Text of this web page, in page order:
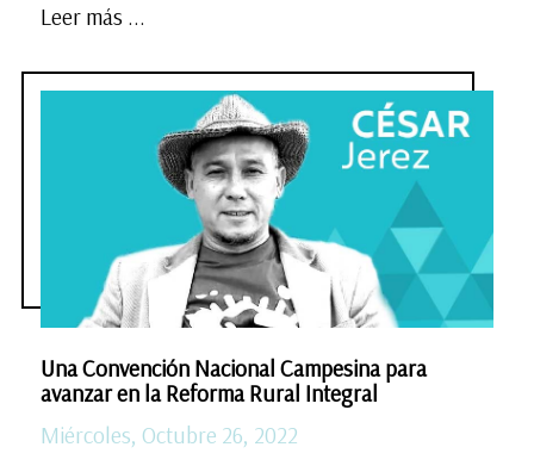
Leer más ...
Una Convención Nacional Campesina para
avanzar en la Reforma Rural Integral
Miércoles, Octubre 26, 2022